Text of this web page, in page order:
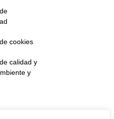
cookies
calidad y
y